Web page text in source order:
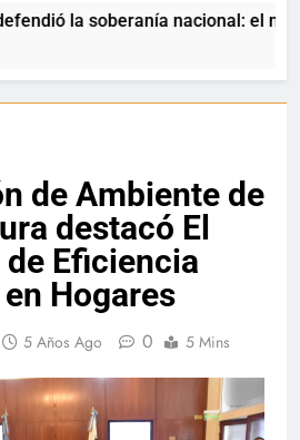
la soberanía nacional: el
de Ambiente de
destacó El
Eficiencia
Hogares
5 Años Ago 0 5 Mins